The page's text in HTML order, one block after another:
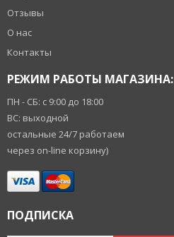
Отзывы
О нас
Контакты
РЕЖИМ РАБОТЫ МАГАЗИНА:
ПН - СБ: с 9:00 до 18:00
ВС: выходной
остальные 24/7 работаем
через on-line корзину)
ПОДПИСКА